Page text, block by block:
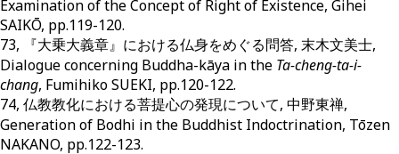
Examination of the Concept of Right of Existence, Gihei
SAIKŌ, pp.119-120.
73, 『大乗大義章』における仏身をめぐる問答, 末木文美士,
Dialogue concerning Buddha-kāya in the Ta-cheng-ta-i-
chang, Fumihiko SUEKI, pp.120-122.
74, 仏教教化における菩提心の発現について, 中野東禅,
Generation of Bodhi in the Buddhist Indoctrination, Tōzen
NAKANO, pp.122-123.